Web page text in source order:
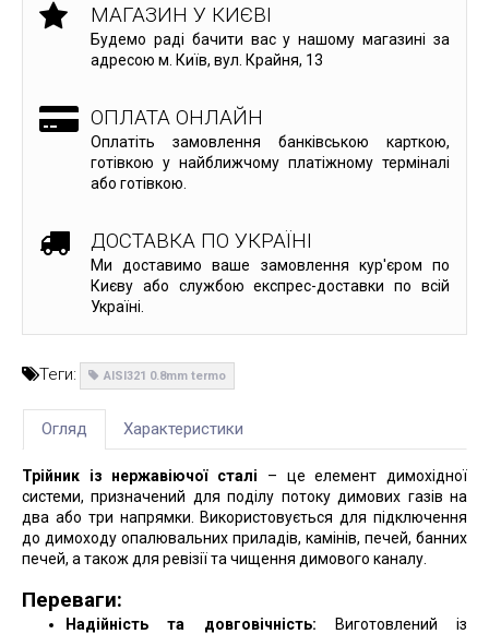
МАГАЗИН У КИЄВІ
Будемо раді бачити вас у нашому магазині за
адресою м. Київ, вул. Крайня, 13
ОПЛАТА ОНЛАЙН
Оплатіть замовлення банківською карткою,
готівкою у найближчому платіжному терміналі
або готівкою.
ДОСТАВКА ПО УКРАЇНІ
Ми доставимо ваше замовлення кур'єром по
Києву або службою експрес-доставки по всій
Україні.
Теги: AISI321 0.8mm termo
Огляд Характеристики
Трійник із нержавіючої сталі – це елемент димохідної
системи, призначений для поділу потоку димових газів на
два або три напрямки. Використовується для підключення
до димоходу опалювальних приладів, камінів, печей, банних
печей, а також для ревізії та чищення димового каналу.
Переваги:
Надійність та довговічність: Виготовлений із